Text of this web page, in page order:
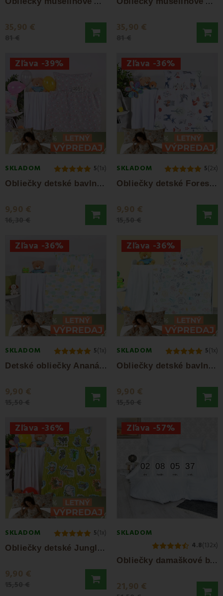
35,90 € 35,90 €
Zľava -39%
SKLADOM 5(1x)
O
bliečky detské bavlnené Zajačiky EMI
9,90 €
Zľava -36%
SKLADOM 5(2x)
O
bliečky detské Forest EMI
9,90 €
Zľava -36%
SKLADOM 5(1x)
D
etské obliečky Ananás EMI
9,90 €
Zľava -36%
SKLADOM 5(1x)
O
bliečky detské bavlnené Happy biele EMI
9,90 €
Zľava -36%
SKLADOM 5(1x)
O
bliečky detské Jungle zelené EMI
9,90 €
Zľava -57%
02
dní
08
hodín
05
min.
36
sek.
SKLADOM
4.8(132x)
O
bliečky damaškové biele EMI
21,90 €